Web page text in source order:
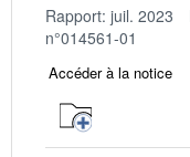
Rapport: juil. 2023
n°014561-01
Accéder à la notice